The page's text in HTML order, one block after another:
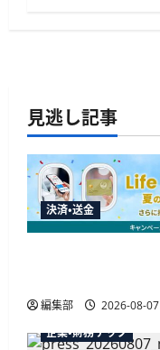
見逃し記事
決済・送金
編集部
2026-08-07
企業・財務テック